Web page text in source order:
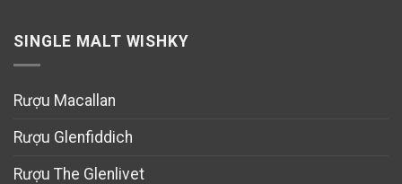
SINGLE MALT WISHKY
Rượu Macallan
Rượu Glenfiddich
Rượu The Glenlivet